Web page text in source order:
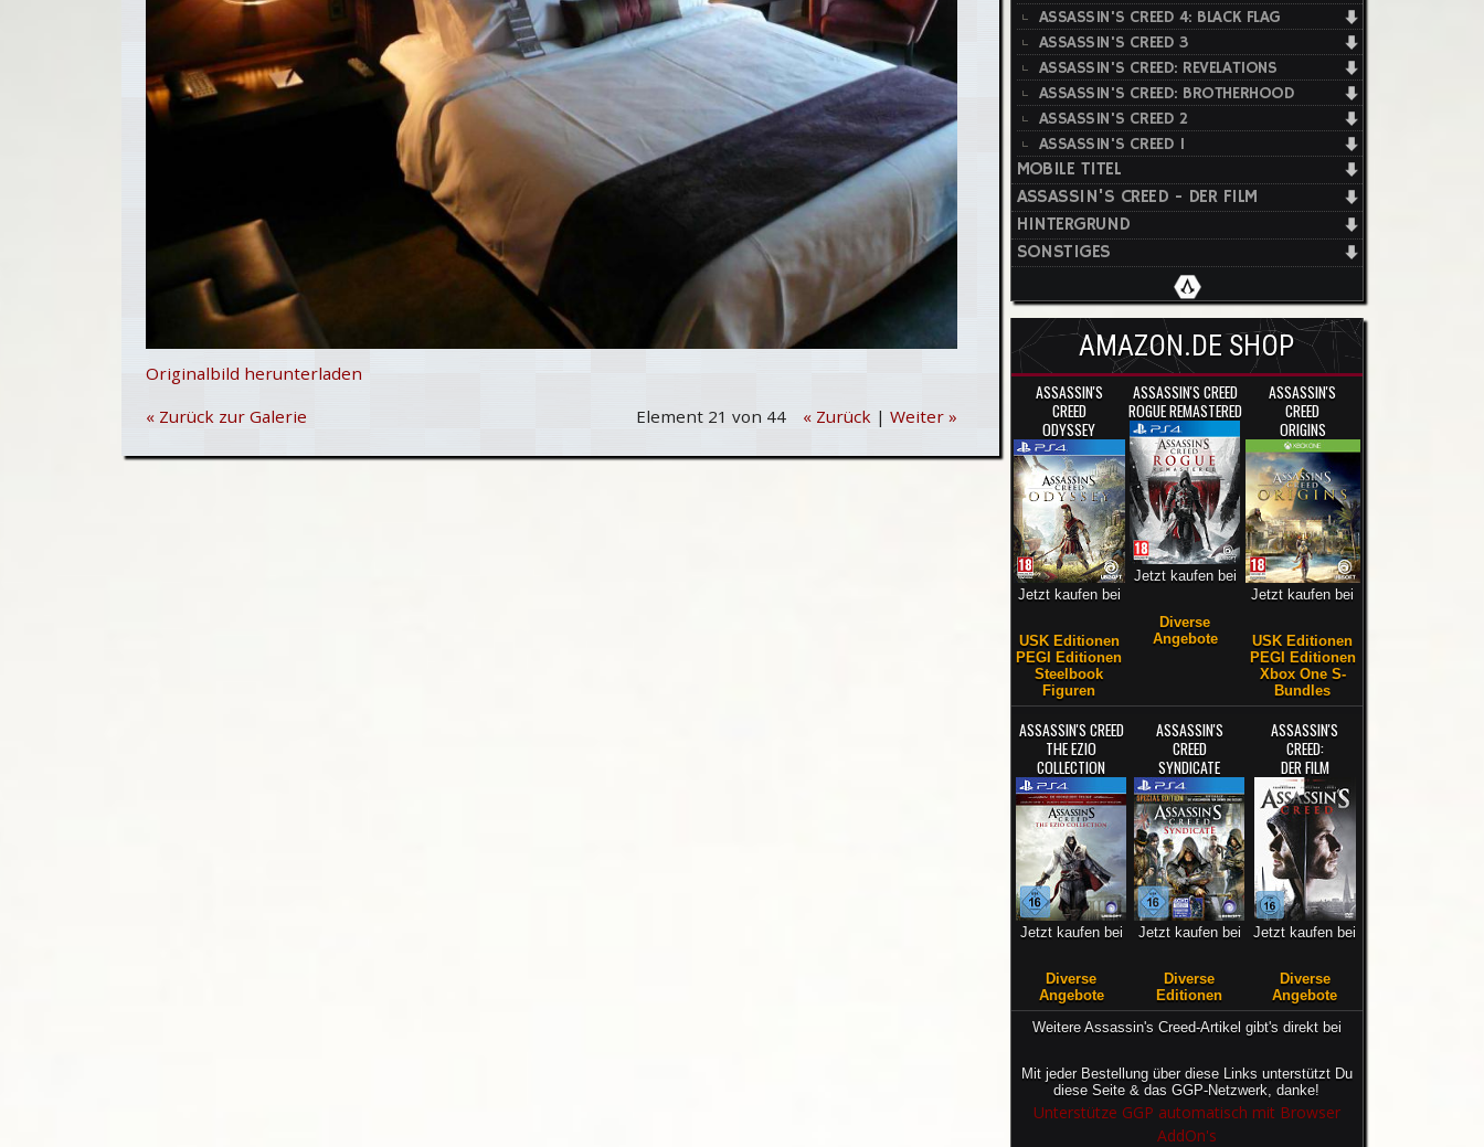
Originalbild herunterladen
« Zurück zur Galerie
Element 21 von 44 « Zurück |Weiter »
ASSASSIN'S CREED 4: BLACK FLAG
ASSASSIN'S CREED 3
ASSASSIN'S CREED: REVELATIONS
ASSASSIN'S CREED: BROTHERHOOD
ASSASSIN'S CREED 2
ASSASSIN'S CREED 1
MOBILE TITEL
ASSASSIN'S CREED - DER FILM
HINTERGRUND
SONSTIGES
AMAZON.DE SHOP
ASSASSIN'S
CREED
ODYSSEY
Jetzt kaufen bei
USK Editionen
PEGI Editionen
Steelbook
Figuren
ASSASSIN'S CREED
ROGUE REMASTERED
Jetzt kaufen bei
Diverse
Angebote
ASSASSIN'S
CREED
ORIGINS
Jetzt kaufen bei
USK Editionen
PEGI Editionen
Xbox One S-
Bundles
ASSASSIN'S CREED
THE EZIO
COLLECTION
Jetzt kaufen bei
Diverse
Angebote
ASSASSIN'S
CREED
SYNDICATE
Jetzt kaufen bei
Diverse
Editionen
ASSASSIN'S
CREED:
DER FILM
Jetzt kaufen bei
Diverse
Angebote
Weitere Assassin's Creed-Artikel gibt's direkt bei
Mit jeder Bestellung über diese Links unterstützt Du
diese Seite & das GGP-Netzwerk, danke!
Unterstütze GGP automatisch mit Browser
AddOn's